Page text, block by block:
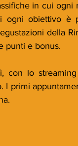
in cui ogni
obiettivo è
della
punti e bonus.
con lo
I primi